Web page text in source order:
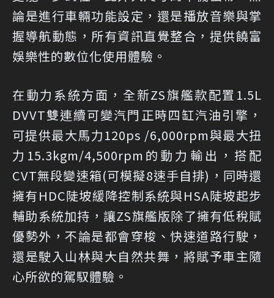
論是進行車輛功能設定，還是播放音樂與掌
握導航動態，所有資訊直覺整合，提供饒富
娛樂性的數位化使用體驗。
在動力系統方面，全新ZS旗艦款配置1.5L
DVVT雙連續可變汽門正時四缸汽油引擎，
可提供最大馬力120ps /6,000rpm與最大扭
力15.3kgm/4,500rpm的動力輸出，搭配
CVT無段變速箱(可模擬8速手自排)，同時還
擁有HDC陡坡緩降控制系統與HSA陡坡起步
輔助系統加持，讓ZS旗艦版除了擁有低稅賦
優勢外，不論是都會穿梭、快速道路行駛，
還是駛入山林與大自然共舞，將賦予車主隨
心所欲的駕馭體驗。